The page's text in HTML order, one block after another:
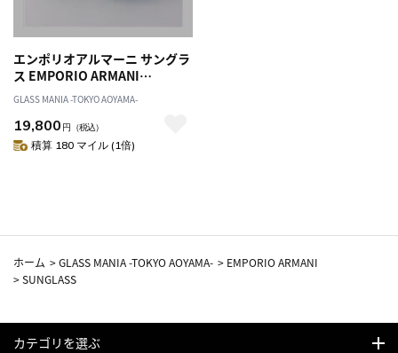
エンポリオアルマーニ サングラ
ス EMPORIO ARMANI
EA4126F 500171
GLASS MANIA -TOKYO AOYAMA-
19,800 円 （税込）
積算 180 マイル (1倍)
ホーム >GLASS MANIA -TOKYO AOYAMA- > EMPORIO ARMANI
>SUNGLASS
カテゴリを選ぶ